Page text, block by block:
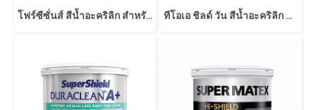
โฟร์ซีซั่นส์ สีน้ำอะคริลิก สําหรับทาฝ้าเพดาน ทีโอเอ ชิลด์ วัน สีน้ำอะคริลิก สำหรับทาฝ้าเพดาน